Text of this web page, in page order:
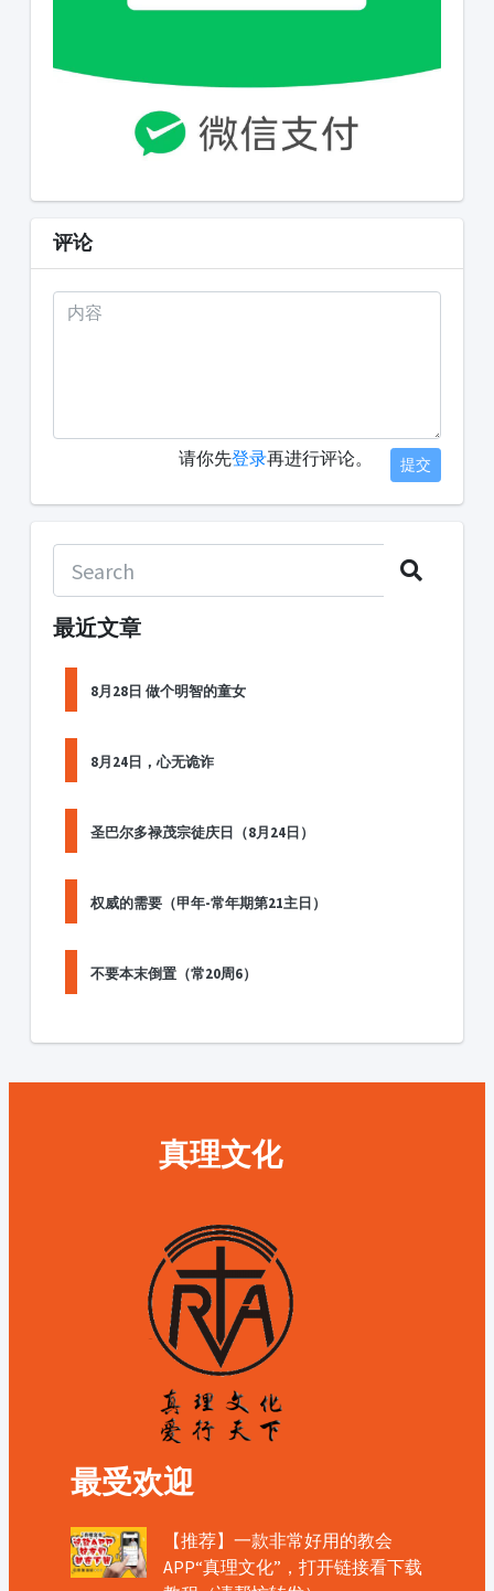
评论
请你先登录再进行评论。 提交
最近文章
8月28日 做个明智的童女
8月24日，心无诡诈
圣巴尔多禄茂宗徒庆日（8月24日）
权威的需要（甲年-常年期第21主日）
不要本末倒置（常20周6）
真理文化
最受欢迎
【推荐】一款非常好用的教会
APP“真理文化”，打开链接看下载